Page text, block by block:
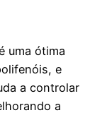
uma ótima
e
a controlar
a